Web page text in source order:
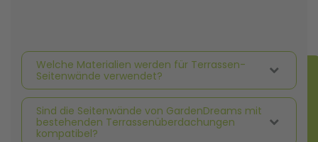
Welche Materialien werden für Terrassen-
Seitenwände verwendet?
Sind die Seitenwände von GardenDreams mit
bestehenden Terrassenüberdachungen
kompatibel?